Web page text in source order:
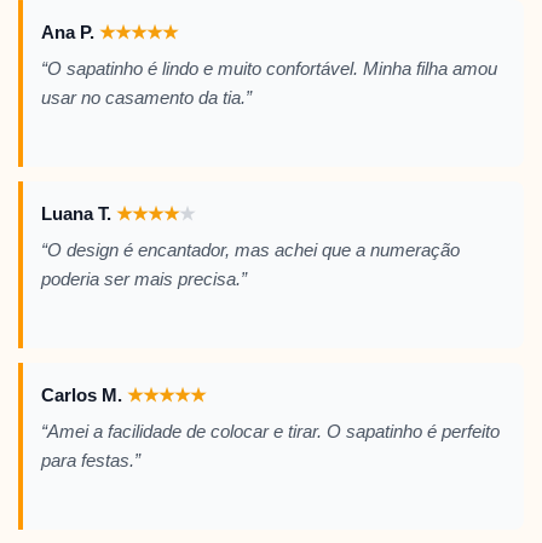
Ana P. ★★★★★
“O sapatinho é lindo e muito confortável. Minha filha amou
usar no casamento da tia.”
Luana T. ★★★★★
“O design é encantador, mas achei que a numeração
poderia ser mais precisa.”
Carlos M. ★★★★★
“Amei a facilidade de colocar e tirar. O sapatinho é perfeito
para festas.”